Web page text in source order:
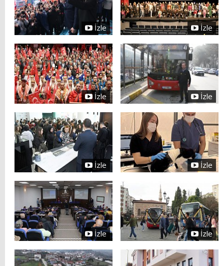
İzle İzle
İzle İzle
İzle İzle
İzle İzle